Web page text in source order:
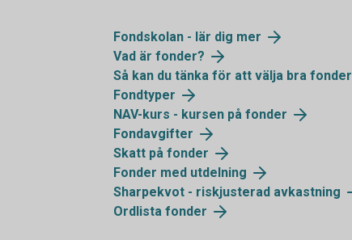
Fondskolan - lär dig mer
Vad är fonder?
Så kan du tänka för att välja bra fonder
Fondtyper
NAV-kurs - kursen på fonder
Fondavgifter
Skatt på fonder
Fonder med utdelning
Sharpekvot - riskjusterad avkastning
Ordlista fonder